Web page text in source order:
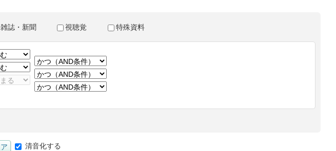
雑誌・新聞 視聴覚 特殊資料
清音化する